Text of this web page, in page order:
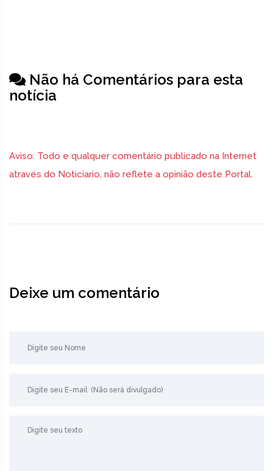
Não há Comentários para esta
notícia
Aviso: Todo e qualquer comentário publicado na Internet
através do Noticiario, não reflete a opinião deste Portal.
Deixe um comentário